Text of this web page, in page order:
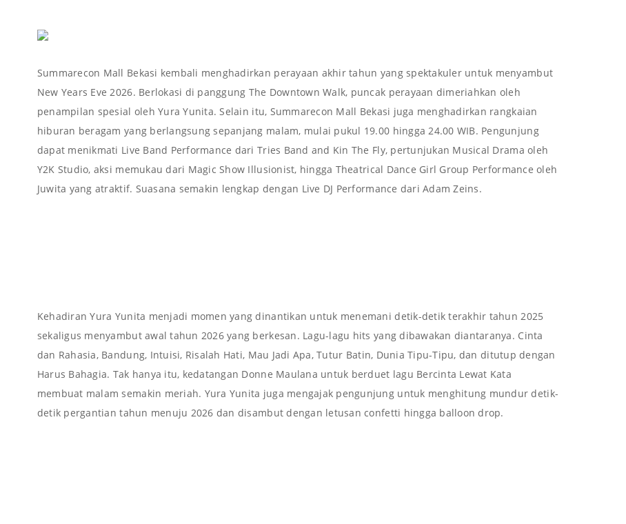
Summarecon Mall Bekasi kembali menghadirkan perayaan akhir tahun yang spektakuler untuk menyambut
New Years Eve 2026. Berlokasi di panggung The Downtown Walk, puncak perayaan dimeriahkan oleh
penampilan spesial oleh Yura Yunita. Selain itu, Summarecon Mall Bekasi juga menghadirkan rangkaian
hiburan beragam yang berlangsung sepanjang malam, mulai pukul 19.00 hingga 24.00 WIB. Pengunjung
dapat menikmati Live Band Performance dari Tries Band and Kin The Fly, pertunjukan Musical Drama oleh
Y2K Studio, aksi memukau dari Magic Show Illusionist, hingga Theatrical Dance Girl Group Performance oleh
Juwita yang atraktif. Suasana semakin lengkap dengan Live DJ Performance dari Adam Zeins.
Kehadiran Yura Yunita menjadi momen yang dinantikan untuk menemani detik-detik terakhir tahun 2025
sekaligus menyambut awal tahun 2026 yang berkesan. Lagu-lagu hits yang dibawakan diantaranya. Cinta
dan Rahasia, Bandung, Intuisi, Risalah Hati, Mau Jadi Apa, Tutur Batin, Dunia Tipu-Tipu, dan ditutup dengan
Harus Bahagia. Tak hanya itu, kedatangan Donne Maulana untuk berduet lagu Bercinta Lewat Kata
membuat malam semakin meriah. Yura Yunita juga mengajak pengunjung untuk menghitung mundur detik-
detik pergantian tahun menuju 2026 dan disambut dengan letusan confetti hingga balloon drop.